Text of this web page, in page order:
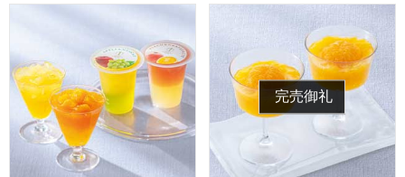
銀座千疋屋 銀座フルーツジュレ9個【夏の贈りもの・お中元
銀座千疋屋 銀座まるごとみ
完売御礼